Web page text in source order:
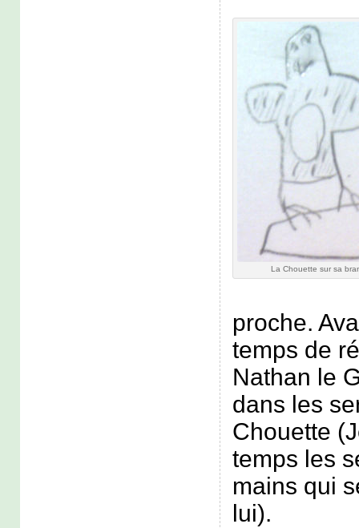
La Chouette sur sa
proche.
temps de
Nathan le
dans les
Chouette
temps les
mains qui
lui).